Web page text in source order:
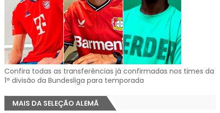
Confira todas as transferências já confirmadas nos times da
1ª divisão da Bundesliga para temporada
MAIS DA SELEÇÃO ALEMÃ